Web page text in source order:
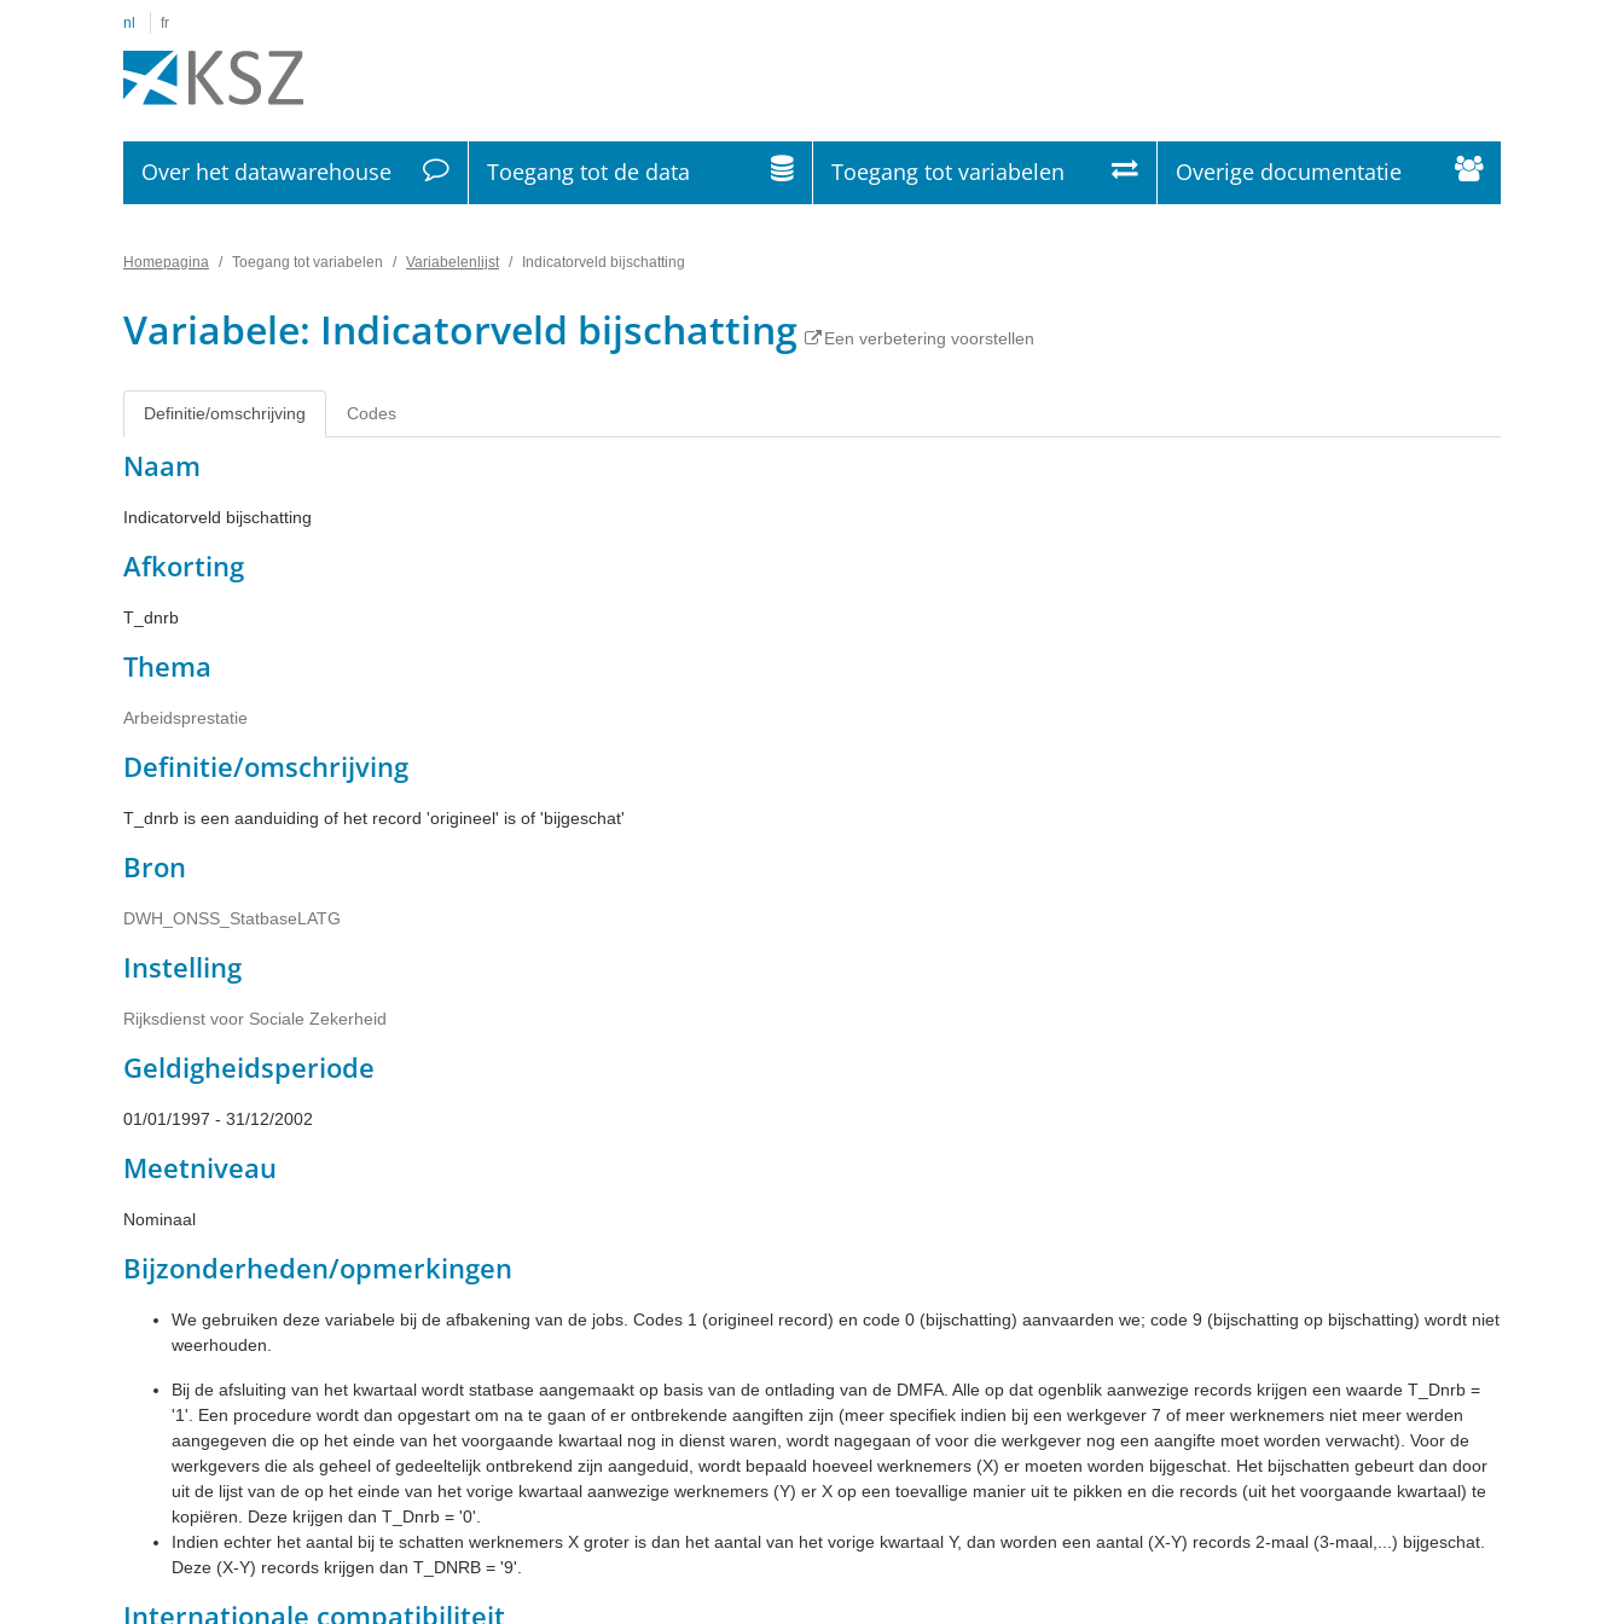
nl fr
Over het datawarehouse Toegang tot de data Toegang tot variabelen Overige documentatie
Homepagina Toegang tot variabelen Variabelenlijst Indicatorveld bijschatting
Variabele: Indicatorveld bijschatting Een verbetering voorstellen
Definitie/omschrijving Codes
Naam
Indicatorveld bijschatting
Afkorting
T_dnrb
Thema
Arbeidsprestatie
Definitie/omschrijving
T_dnrb is een aanduiding of het record 'origineel' is of 'bijgeschat'
Bron
DWH_ONSS_StatbaseLATG
Instelling
Rijksdienst voor Sociale Zekerheid
Geldigheidsperiode
01/01/1997 - 31/12/2002
Meetniveau
Nominaal
Bijzonderheden/opmerkingen
We gebruiken deze variabele bij de afbakening van de jobs. Codes 1 (origineel record) en code 0 (bijschatting) aanvaarden we; code 9 (bijschatting op bijschatting) wordt niet
weerhouden.
Bij de afsluiting van het kwartaal wordt statbase aangemaakt op basis van de ontlading van de DMFA. Alle op dat ogenblik aanwezige records krijgen een waarde T_Dnrb =
'1'. Een procedure wordt dan opgestart om na te gaan of er ontbrekende aangiften zijn (meer specifiek indien bij een werkgever 7 of meer werknemers niet meer werden
aangegeven die op het einde van het voorgaande kwartaal nog in dienst waren, wordt nagegaan of voor die werkgever nog een aangifte moet worden verwacht). Voor de
werkgevers die als geheel of gedeeltelijk ontbrekend zijn aangeduid, wordt bepaald hoeveel werknemers (X) er moeten worden bijgeschat. Het bijschatten gebeurt dan door
uit de lijst van de op het einde van het vorige kwartaal aanwezige werknemers (Y) er X op een toevallige manier uit te pikken en die records (uit het voorgaande kwartaal) te
kopiëren. Deze krijgen dan T_Dnrb = '0'.
Indien echter het aantal bij te schatten werknemers X groter is dan het aantal van het vorige kwartaal Y, dan worden een aantal (X-Y) records 2-maal (3-maal,...) bijgeschat.
Deze (X-Y) records krijgen dan T_DNRB = '9'.
Internationale compatibiliteit